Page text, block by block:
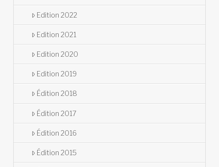
Edition 2022
Edition 2021
Edition 2020
Edition 2019
Édition 2018
Édition 2017
Édition 2016
Édition 2015